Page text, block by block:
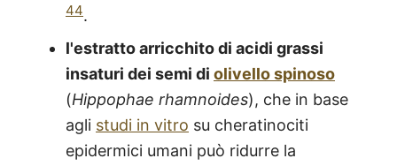
44.
l'estratto arricchito di acidi grassi
insaturi dei semi di olivello spinoso
(Hippophae rhamnoides), che in base
agli studi in vitro su cheratinociti
epidermici umani può ridurre la